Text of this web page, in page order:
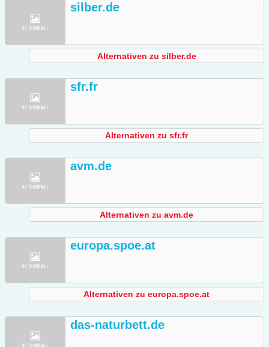
silber.de
Alternativen zu silber.de
sfr.fr
Alternativen zu sfr.fr
avm.de
Alternativen zu avm.de
europa.spoe.at
Alternativen zu europa.spoe.at
das-naturbett.de